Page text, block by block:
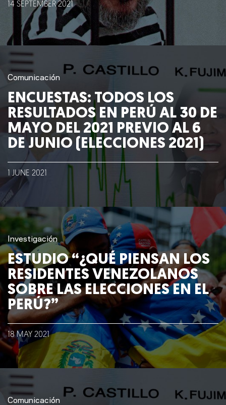
Blog
Conversemos
14 SEPTEMBER 2021
Comunicación
ENCUESTAS: TODOS LOS
RESULTADOS EN PERÚ AL 30 DE
MAYO DEL 2021 PREVIO AL 6
DE JUNIO (ELECCIONES 2021)
JUNE 2021
Investigación
ESTUDIO “¿QUÉ PIENSAN LOS
RESIDENTES VENEZOLANOS
SOBRE LAS ELECCIONES EN EL
PERÚ?”
18 MAY 2021
Comunicación